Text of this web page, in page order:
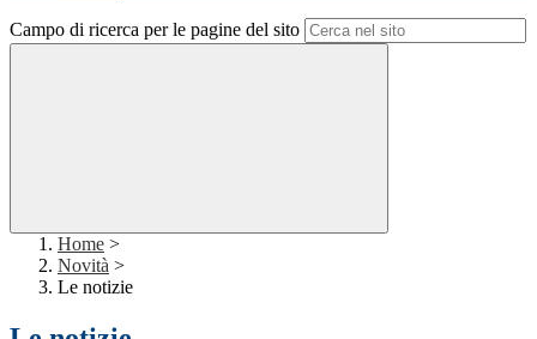
Campo di ricerca per le pagine del sito
Home >
Novità >
Le notizie